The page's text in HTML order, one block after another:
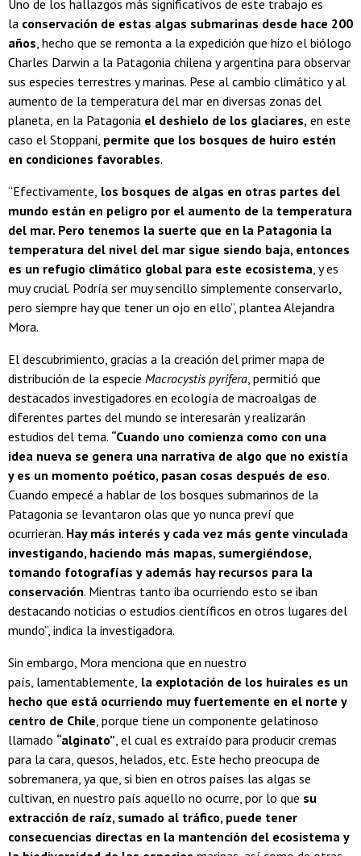
Uno de los hallazgos más significativos de este trabajo es
la conservación de estas algas submarinas desde hace 200
años, hecho que se remonta a la expedición que hizo el biólogo
Charles Darwin a la Patagonia chilena y argentina para observar
sus especies terrestres y marinas. Pese al cambio climático y al
aumento de la temperatura del mar en diversas zonas del
planeta, en la Patagonia el deshielo de los glaciares, en este
caso el Stoppani, permite que los bosques de huiro estén
en condiciones favorables.
“Efectivamente, los bosques de algas en otras partes del
mundo están en peligro por el aumento de la temperatura
del mar. Pero tenemos la suerte que en la Patagonia la
temperatura del nivel del mar sigue siendo baja, entonces
es un refugio climático global para este ecosistema, y es
muy crucial. Podría ser muy sencillo simplemente conservarlo,
pero siempre hay que tener un ojo en ello”, plantea Alejandra
Mora.
El descubrimiento, gracias a la creación del primer mapa de
distribución de la especie Macrocystis pyrifera, permitió que
destacados investigadores en ecología de macroalgas de
diferentes partes del mundo se interesarán y realizarán
estudios del tema. “Cuando uno comienza como con una
idea nueva se genera una narrativa de algo que no existía
y es un momento poético, pasan cosas después de eso.
Cuando empecé a hablar de los bosques submarinos de la
Patagonia se levantaron olas que yo nunca preví que
ocurrieran. Hay más interés y cada vez más gente vinculada
investigando, haciendo más mapas, sumergiéndose,
tomando fotografías y además hay recursos para la
conservación. Mientras tanto iba ocurriendo esto se iban
destacando noticias o estudios científicos en otros lugares del
mundo”, indica la investigadora.
Sin embargo, Mora menciona que en nuestro
país, lamentablemente, la explotación de los huirales es un
hecho que está ocurriendo muy fuertemente en el norte y
centro de Chile, porque tiene un componente gelatinoso
llamado “alginato”, el cual es extraído para producir cremas
para la cara, quesos, helados, etc. Este hecho preocupa de
sobremanera, ya que, si bien en otros países las algas se
cultivan, en nuestro país aquello no ocurre, por lo que su
extracción de raíz, sumado al tráfico, puede tener
consecuencias directas en la mantención del ecosistema y